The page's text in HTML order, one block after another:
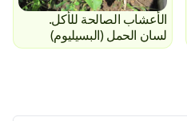
الأعشاب الصالحة للأكل.
لسان الحمل (البسيليوم)